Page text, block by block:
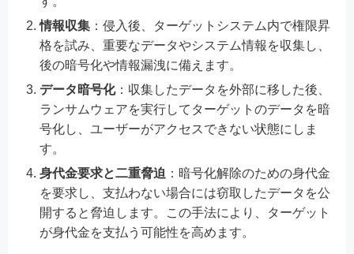
情報収集 ：侵入後、ターゲットシステム内で権限昇
格を試み、重要なデータやシステム情報を収集し、
後の暗号化や情報漏洩に備えます。
データ暗号化：収集したデータを外部に移した後、
ランサムウェアを実行してターゲットのデータを暗
号化し、ユーザーがアクセスできない状態にしま
す。
身代金要求と二重脅迫 ：暗号化解除のための身代金
を要求し、支払わない場合には窃取したデータを公
開すると脅迫します。この手法により、ターゲット
が身代金を支払う可能性を高めます。